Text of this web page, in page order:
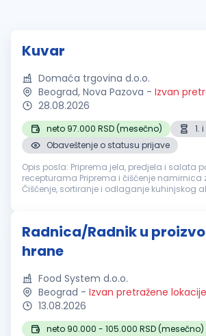
Kuvar
Domaća trgovina d.o.o.
Beograd, Nova Pazova - Izvan
28.08.2026
neto 97.000 RSD (mesečno)
1.
Obaveštenje o statusu prijave
Opis posla: Priprema jela, predjela i salata po definisanim
recepturama Priprema i čišćenje namirnica
Čišćenje, sortiranje i odlaganje kuhinjskog
Radnica/Radnik u
hrane
Food System d.o.o.
Beograd - Izvan pretražene lokacije
13.08.2026
neto 90.000 - 105.000 RSD (mesečno)